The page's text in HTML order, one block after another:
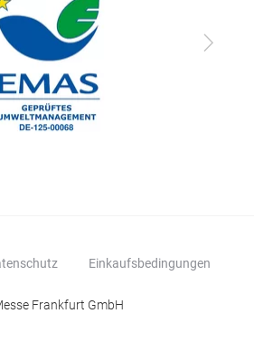
vor
Einkaufsbedingungen
Frankfurt GmbH